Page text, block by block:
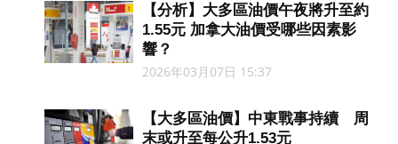
【分析】大多區油價午夜將升至約
1.55元 加拿大油價受哪些因素影
響？
2026年03月07日 15:37
【大多區油價】中東戰事持續 周
末或升至每公升1.53元